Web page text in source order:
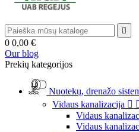

0 0,00 €
Our blog
Prekių kategorijos
Nuotekų, drenažo
Vidaus kanalizacija 
Vidaus
Vidaus